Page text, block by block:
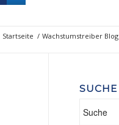
Startseite / Wachstumstreiber Blog
SUCHE